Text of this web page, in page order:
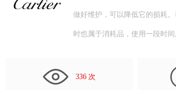
做好维护，可以降低它的损耗
时也属于消耗品，使用一段时
336 次